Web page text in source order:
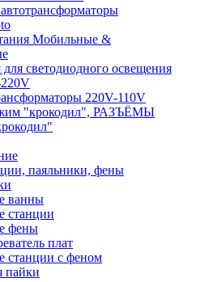
Мобильные &
светодиодного освещения
220V-110V
"крокодил", РАЗЪЁМЫ
паяльники, фены
ванны
станции
фены
плат
станции с феном
пайки